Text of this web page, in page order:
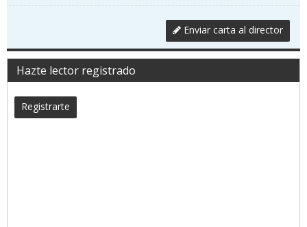
Enviar carta al director
Hazte lector registrado
Registrarte